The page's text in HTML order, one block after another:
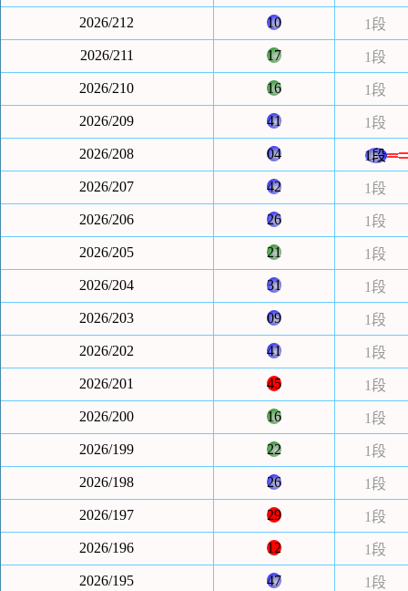
2026/212
10
1段
2026/211
17
1段
2026/210
16
1段
2026/209
41
1段
2026/208
04
1段
2026/207
42
1段
2026/206
26
1段
2026/205
21
1段
2026/204
31
1段
2026/203
09
1段
2026/202
41
1段
2026/201
45
1段
2026/200
16
1段
2026/199
22
1段
2026/198
26
1段
2026/197
29
1段
2026/196
12
1段
2026/195
47
1段